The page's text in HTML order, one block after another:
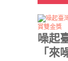
噪起
「來